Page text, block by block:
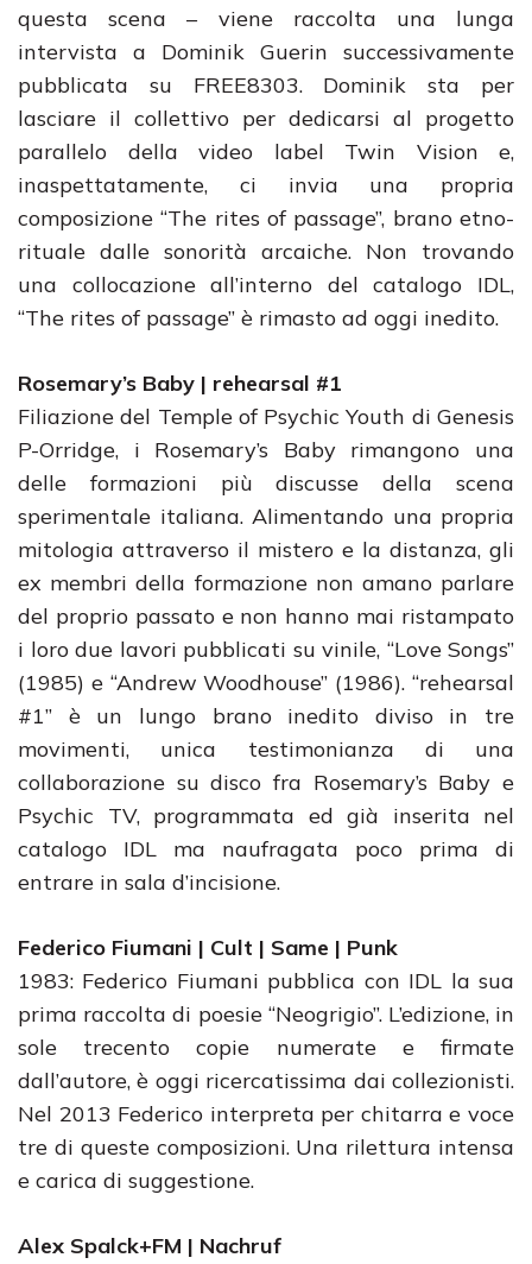
questa scena – viene raccolta una lunga
intervista a Dominik Guerin successivamente
pubblicata su FREE8303. Dominik sta per
lasciare il collettivo per dedicarsi al progetto
parallelo della video label Twin Vision e,
inaspettatamente, ci invia una propria
composizione “The rites of passage”, brano etno-
rituale dalle sonorità arcaiche. Non trovando
una collocazione all’interno del catalogo IDL,
“The rites of passage” è rimasto ad oggi inedito.
Rosemary’s Baby | rehearsal #1
Filiazione del Temple of Psychic Youth di Genesis
P-Orridge, i Rosemary’s Baby rimangono una
delle formazioni più discusse della scena
sperimentale italiana. Alimentando una propria
mitologia attraverso il mistero e la distanza, gli
ex membri della formazione non amano parlare
del proprio passato e non hanno mai ristampato
i loro due lavori pubblicati su vinile, “Love Songs”
(1985) e “Andrew Woodhouse” (1986). “rehearsal
#1” è un lungo brano inedito diviso in tre
movimenti, unica testimonianza di una
collaborazione su disco fra Rosemary’s Baby e
Psychic TV, programmata ed già inserita nel
catalogo IDL ma naufragata poco prima di
entrare in sala d’incisione.
Federico Fiumani | Cult | Same | Punk
1983: Federico Fiumani pubblica con IDL la sua
prima raccolta di poesie “Neogrigio”. L’edizione, in
sole trecento copie numerate e firmate
dall’autore, è oggi ricercatissima dai collezionisti.
Nel 2013 Federico interpreta per chitarra e voce
tre di queste composizioni. Una rilettura intensa
e carica di suggestione.
Alex Spalck+FM | Nachruf